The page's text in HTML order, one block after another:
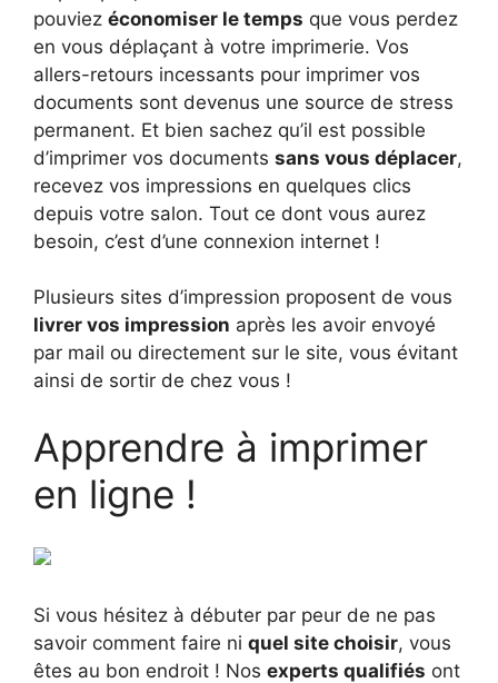
pouviez économiser le temps que vous perdez
en vous déplaçant à votre imprimerie. Vos
allers-retours incessants pour imprimer vos
documents sont devenus une source de stress
permanent. Et bien sachez qu’il est possible
d’imprimer vos documents sans vous déplacer,
recevez vos impressions en quelques clics
depuis votre salon. Tout ce dont vous aurez
besoin, c’est d’une connexion internet !
Plusieurs sites d’impression proposent de vous
livrer vos impression après les avoir envoyé
par mail ou directement sur le site, vous évitant
ainsi de sortir de chez vous !
Apprendre à imprimer
en ligne !
Si vous hésitez à débuter par peur de ne pas
savoir comment faire ni quel site choisir, vous
êtes au bon endroit ! Nos experts qualifiés ont